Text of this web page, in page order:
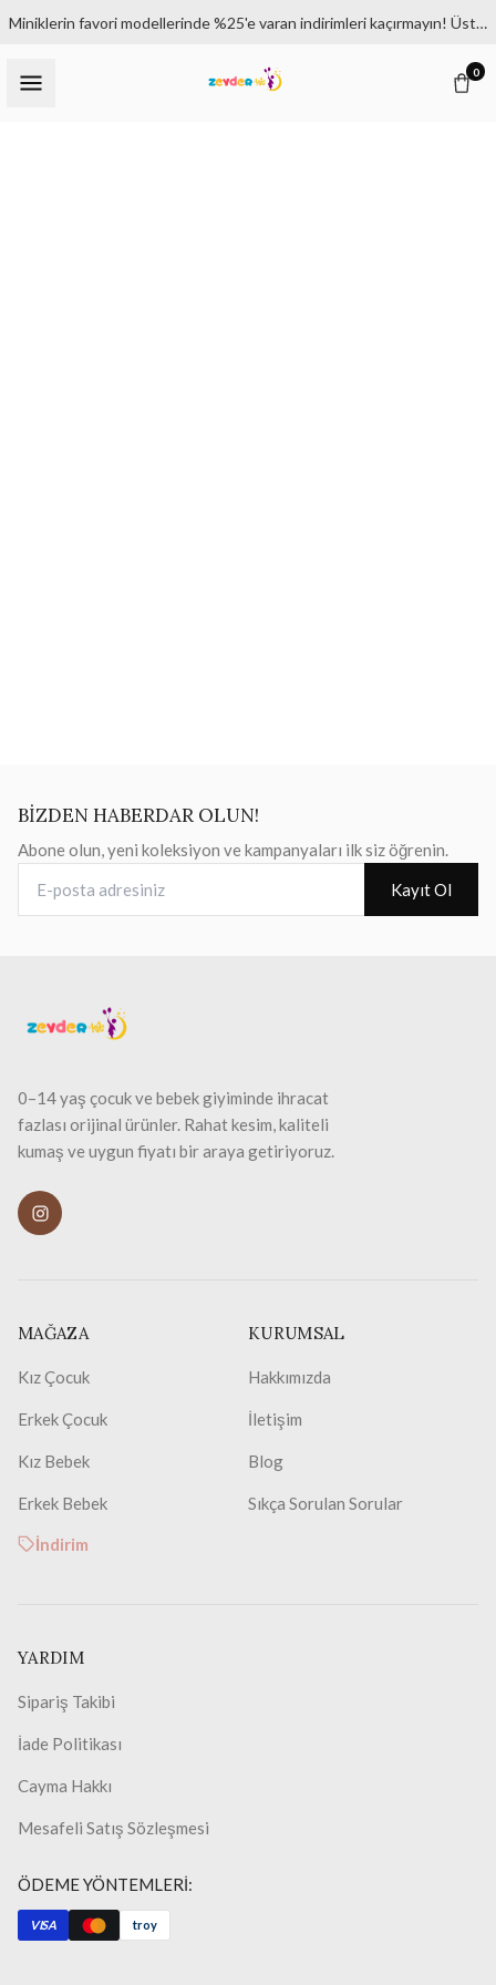
Miniklerin favori modellerinde %25'e varan indirimleri kaçırmayın! Üstelik 1500₺ ve üzeri siparişlerde kargo bedava.
0
BİZDEN HABERDAR OLUN!
Abone olun, yeni koleksiyon ve kampanyaları ilk siz öğrenin.
Kayıt Ol
0–14 yaş çocuk ve bebek giyiminde ihracat
fazlası orijinal ürünler. Rahat kesim, kaliteli
kumaş ve uygun fiyatı bir araya getiriyoruz.
MAĞAZA
Kız Çocuk
Erkek Çocuk
Kız Bebek
Erkek Bebek
İndirim
KURUMSAL
Hakkımızda
İletişim
Blog
Sıkça Sorulan Sorular
YARDIM
Sipariş Takibi
İade Politikası
Cayma Hakkı
Mesafeli Satış Sözleşmesi
ÖDEME YÖNTEMLERİ:
VISA troy